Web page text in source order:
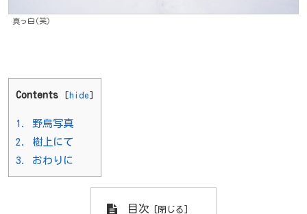
真っ白(笑)
Contents [ hide ]
1.
野鳥写真
2.
樹上にて
3.
おわりに
目次